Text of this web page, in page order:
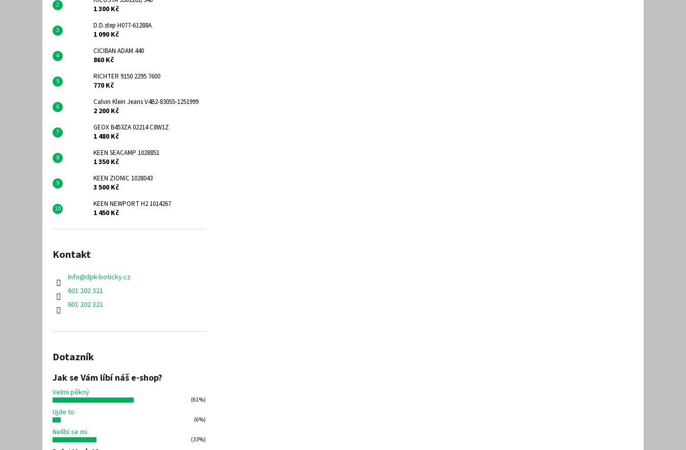
1 300 Kč
D.D.step H077-61288A
1 090 Kč
CICIBAN ADAM 440
860 Kč
RICHTER 9150 2295 7600
770 Kč
Calvin Klein Jeans V4B2-83055-1251999
2 200 Kč
GEOX B453ZA 02214 C8W1Z
1 480 Kč
KEEN SEACAMP 1028851
1 350 Kč
KEEN ZIONIC 1028043
3 500 Kč
KEEN NEWPORT H2 1014267
1 450 Kč
Kontakt
Info@dpk-boticky.cz
601 202 321
601 202 321
Dotazník
Jak se Vám líbí náš e-shop?
Velmi pěkný
(61%)
Ujde to
(6%)
Nelíbí se mi
(33%)